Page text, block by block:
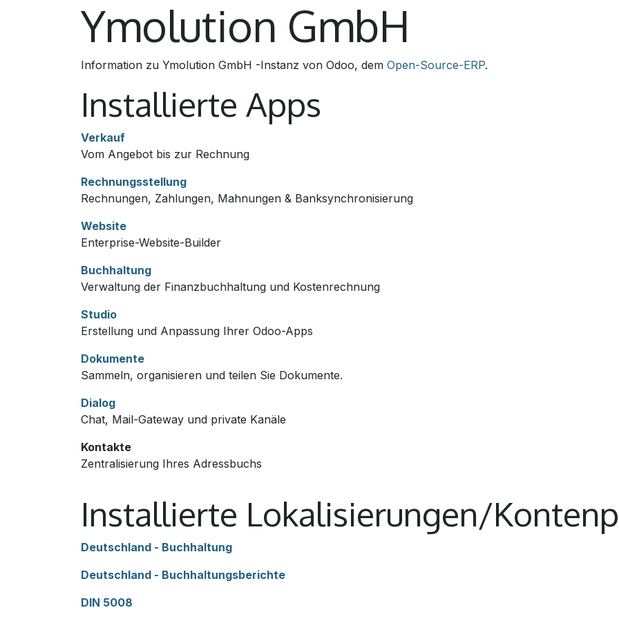
Ymolution GmbH
Information zu Ymolution GmbH -Instanz von Odoo, dem Open-Source-ERP.
Installierte Apps
Verkauf
Vom Angebot bis zur Rechnung
Rechnungsstellung
Rechnungen, Zahlungen, Mahnungen & Banksynchronisierung
Website
Enterprise-Website-Builder
Buchhaltung
Verwaltung der Finanzbuchhaltung und Kostenrechnung
Studio
Erstellung und Anpassung Ihrer Odoo-Apps
Dokumente
Sammeln, organisieren und teilen Sie Dokumente.
Dialog
Chat, Mail-Gateway und private Kanäle
Kontakte
Zentralisierung Ihres Adressbuchs
Installierte Lokalisierungen/
Deutschland - Buchhaltung
Deutschland - Buchhaltungsberichte
DIN 5008